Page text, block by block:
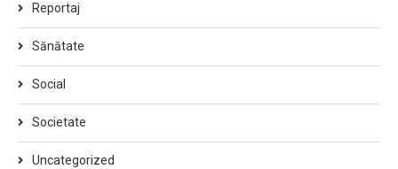
Reportaj
Sănătate
Social
Societate
Uncategorized